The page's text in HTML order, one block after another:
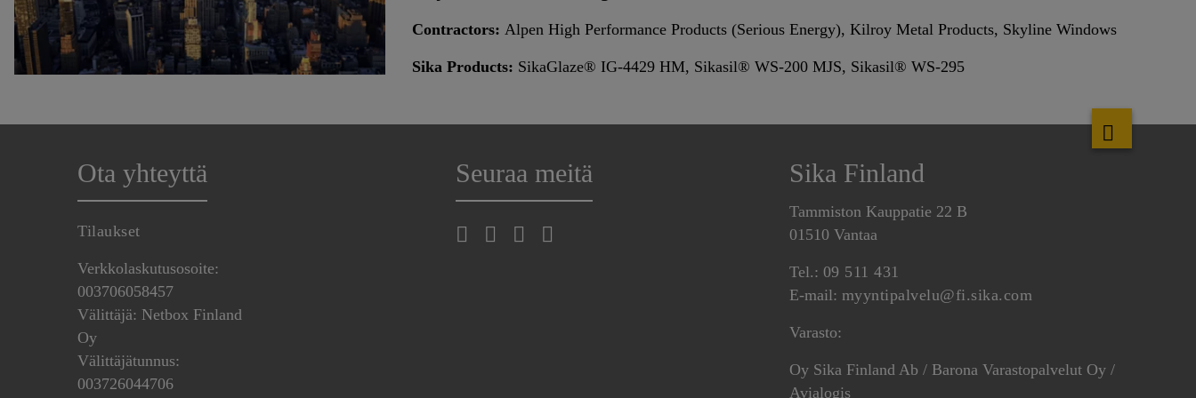
Contractors:Alpen High Performance Products (Serious Energy), Kilroy Metal Products, Skyline Windows
Sika Products: SikaGlaze® IG-4429 HM, Sikasil® WS-200 MJS, Sikasil® WS-295
Ota yhteyttä
Tilaukset
Verkkolaskutusosoite:
003706058457
Välittäjä: Netbox Finland
Oy
Välittäjätunnus:
003726044706
Seuraa meitä Sika Finland
Tammiston Kauppatie 22 B
01510 Vantaa
Tel.: 09 511 431
E-mail: myyntipalvelu@fi.sika.com
Varasto:
Oy Sika Finland Ab / Barona Varastopalvelut Oy /
Avialogis